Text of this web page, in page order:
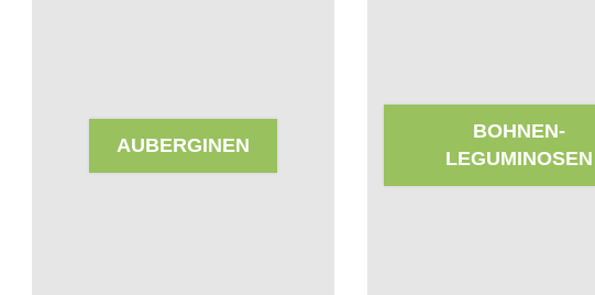
AUBERGINEN
BOHNEN-
LEGUMINOSEN